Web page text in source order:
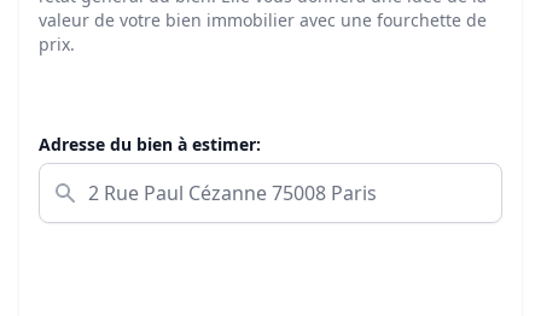
valeur de votre bien immobilier avec une fourchette de
prix.
Adresse du bien à estimer: